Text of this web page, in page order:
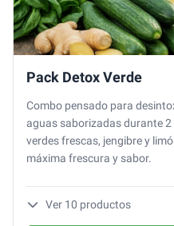
Pack Detox Verde
Combo pensado para
aguas saborizadas durante
verdes frescas, jengibre y
máxima frescura y sabor.
Ver 10 productos